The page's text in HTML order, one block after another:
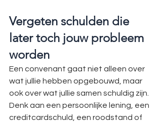
Vergeten schulden die
later toch jouw probleem
worden
Een convenant gaat niet alleen over
wat jullie hebben opgebouwd, maar
ook over wat jullie samen schuldig zijn.
Denk aan een persoonlijke lening, een
creditcardschuld, een roodstand of